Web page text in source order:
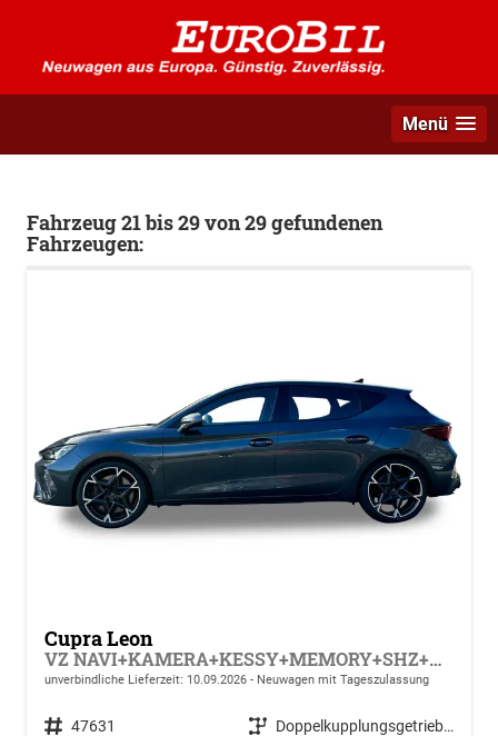
Menü
Fahrzeug 21 bis 29 von 29 gefundenen
Fahrzeugen:
Cupra Leon
VZ NAVI+KAMERA+KESSY+MEMORY+SHZ+ACC+PDC+LED+19" ALU
unverbindliche Lieferzeit: 10.09.2026 Neuwagen mit Tageszulassung
Fahrzeugnr. 47631 Getriebe
Doppelkupplungsgetriebe (DSG)